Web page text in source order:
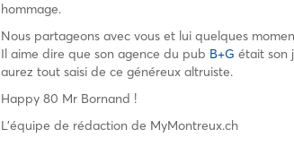
hommage.
Nous partageons avec vous et lui quelques
Il aime dire que son agence du pub B+G était son
aurez tout saisi de ce généreux altruiste.
Happy 80 Mr Bornand !
L’équipe de rédaction de MyMontreux.ch